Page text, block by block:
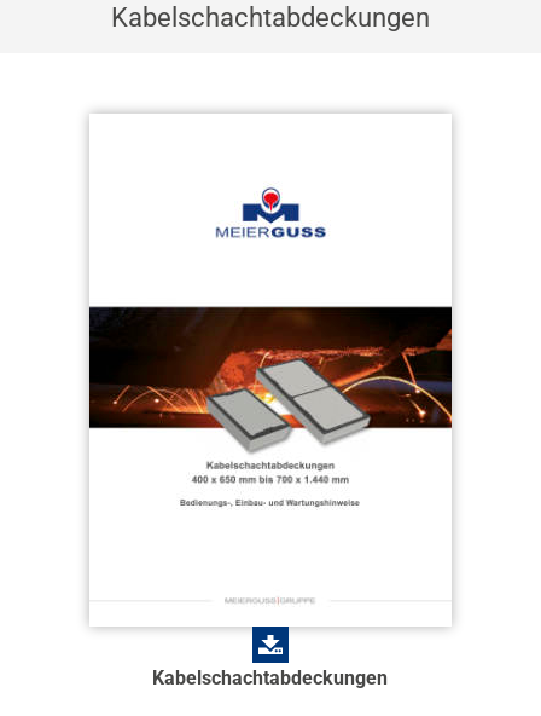
Kabelschachtabdeckungen
Kabelschachtabdeckungen